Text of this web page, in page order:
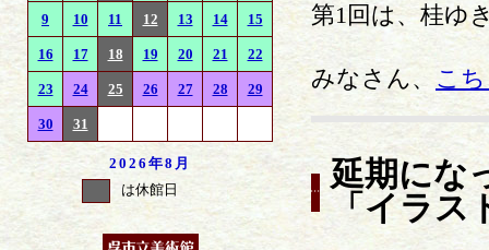
9 10 11 12 13 14 15
16 17 18 19 20 21 22
23 24 25 26 27 28 29
30 31
2026年8月
は休館日
第1回は、桂ゆ
みなさん、 こ
延期にな
「イラス